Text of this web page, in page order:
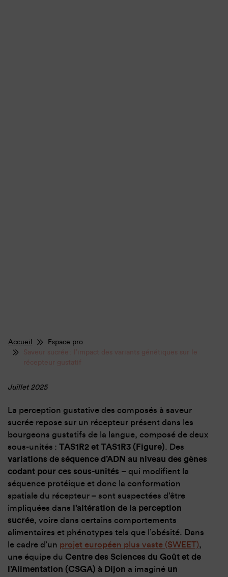
Accueil
Espace pro
Saveur sucrée : l’impact des variants génétiques sur le
récepteur gustatif
Juillet 2025
La perception gustative des composés à saveur
sucrée repose sur un récepteur présent dans les
bourgeons gustatifs de la langue, composé de deux
sous-unités : TAS1R2 et TAS1R3 (Figure). Des
variations de séquence d’ADN au niveau des gènes
codant pour ces sous-unités – qui modifient la
séquence protéique et donc la conformation
spatiale du récepteur – sont suspectées d’être
impliquées dans
l’altération de la perception
sucrée, voire dans certains comportements
alimentaires et phénotypes tels que l’obésité. Dans
le cadre d’un projet européen plus vaste (SWEET),
une équipe du Centre des Sciences du Goût et de
l’Alimentation (CSGA) à Dijon a imaginé un